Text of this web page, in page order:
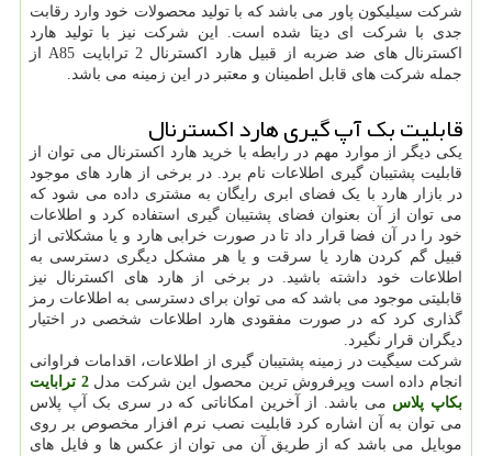
شرکت سیلیکون پاور می باشد که با تولید محصولات خود وارد رقابت
جدی با شرکت ای دیتا شده است. این شرکت نیز با تولید هارد
اکسترنال های ضد ضربه از قبیل هارد اکسترنال 2 ترابایت A85 از
جمله شرکت های قابل اطمینان و معتبر در این زمینه می باشد.
قابلیت بک آپ گیری هارد اکسترنال
یکی دیگر از موارد مهم در رابطه با خرید هارد اکسترنال می توان از
قابلیت پشتیبان گیری اطلاعات نام برد. در برخی از هارد های موجود
در بازار هارد با یک فضای ابری رایگان به مشتری داده می شود که
می توان از آن بعنوان فضای پشتیبان گیری استفاده کرد و اطلاعات
خود را در آن فضا قرار داد تا در صورت خرابی هارد و یا مشکلاتی از
قبیل گم کردن هارد یا سرقت و یا هر مشکل دیگری دسترسی به
اطلاعات خود داشته باشید. در برخی از هارد های اکسترنال نیز
قابلیتی موجود می باشد که می توان برای دسترسی به اطلاعات رمز
گذاری کرد که در صورت مفقودی هارد اطلاعات شخصی در اختیار
دیگران قرار نگیرد.
شرکت سیگیت در زمینه پشتیبان گیری از اطلاعات، اقدامات فراوانی
انجام داده است وپرفروش ترین محصول این شرکت مدل
2 ترابایت
بکاپ پلاس می باشد. از آخرین امکاناتی که در سری بک آپ پلاس
می توان به آن اشاره کرد قابلیت نصب نرم افزار مخصوص بر روی
موبایل می باشد که از طریق آن می توان از عکس ها و فایل های